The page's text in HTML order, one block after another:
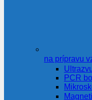
na prípravu
PCR